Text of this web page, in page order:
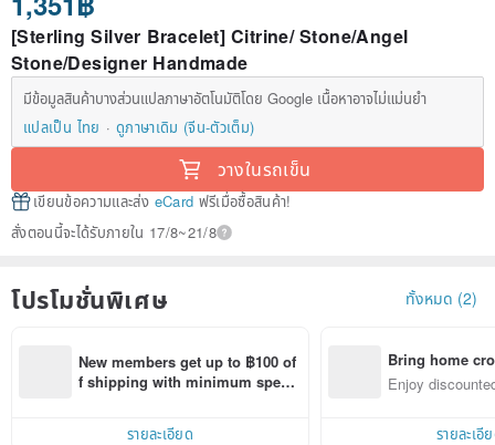
[Sterling Silver Bracelet] Citrine/ Stone/Angel
Stone/Designer Handmade
มีข้อมูลสินค้าบางส่วนแปลภาษาอัตโนมัติโดย Google เนื้อหาอาจไม่แม่นยำ
แปลเป็น ไทย
ดูภาษาเดิม (จีน-ตัวเต็ม)
วางในรถเข็น
เขียนข้อความและส่ง eCard ฟรีเมื่อซื้อสินค้า!
สั่งตอนนี้จะได้รับภายใน 17/8~21/8
โปรโมชั่นพิเศษ ทั้งหมด (2)
New members get up to ฿100 of
f shipping with minimum spen
รายละเอียด
Bring home
n with ease
Enjoy
รายละเอี